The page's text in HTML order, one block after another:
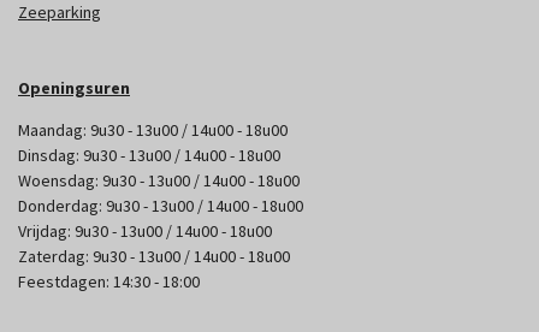
Zeeparking
Openingsuren
Maandag: 9u30 - 13u00 / 14u00 - 18u00
Dinsdag: 9u30 - 13u00 / 14u00 - 18u00
Woensdag: 9u30 - 13u00 / 14u00 - 18u00
Donderdag: 9u30 - 13u00 / 14u00 - 18u00
Vrijdag: 9u30 - 13u00 / 14u00 - 18u00
Zaterdag: 9u30 - 13u00 / 14u00 - 18u00
Feestdagen: 14:30 - 18:00